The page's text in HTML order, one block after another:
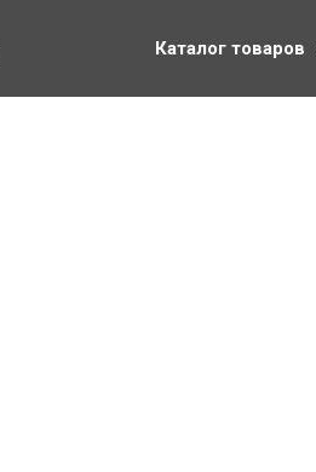
Каталог товаров